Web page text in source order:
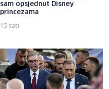
sam opsjednut Disney
princezama
15 sati